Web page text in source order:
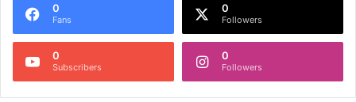
0
Fans
0
Followers
0
Subscribers
0
Followers